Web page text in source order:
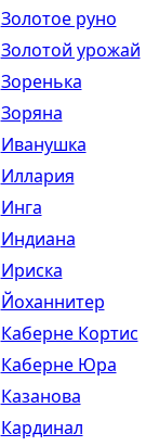
Золотое руно
Золотой урожай
Зоренька
Зоряна
Иванушка
Иллария
Инга
Индиана
Ириска
Йоханнитер
Каберне Кортис
Каберне Юра
Казанова
Кардинал